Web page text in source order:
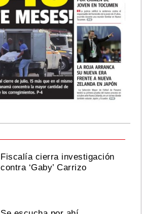
Fiscalía cierra investigación
contra ‘Gaby’ Carrizo